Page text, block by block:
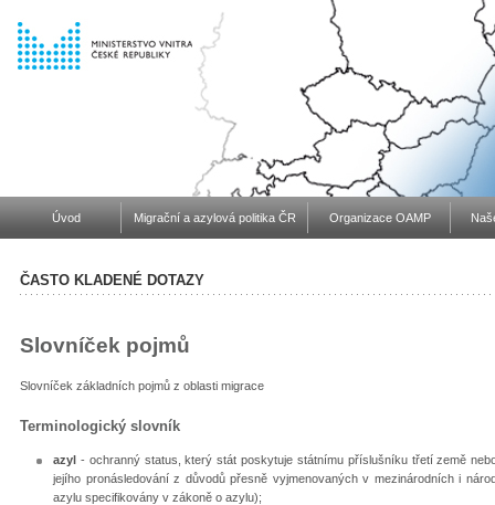
Úvod Migrační a azylová politika ČR Organizace OAMP
ČASTO KLADENÉ DOTAZY
Slovníček pojmů
Slovníček základních pojmů z oblasti migrace
Terminologický slovník
azyl - ochranný status, který stát poskytuje státnímu příslušníku třetí země
jejího pronásledování z důvodů přesně vyjmenovaných v mezinárodních i
azylu specifikovány v zákoně o azylu);